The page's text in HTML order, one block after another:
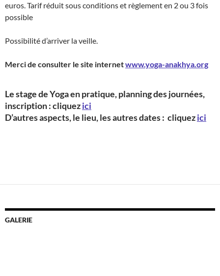
euros. Tarif réduit sous conditions et règlement en 2 ou 3 fois
possible
Possibilité d’arriver la veille.
Merci de consulter le site internetwww.yoga-anakhya.org
Le stage de Yoga en pratique, planning des journées,
inscription : cliquezici
D’autres aspects, le lieu, les autres dates : cliquezici
GALERIE